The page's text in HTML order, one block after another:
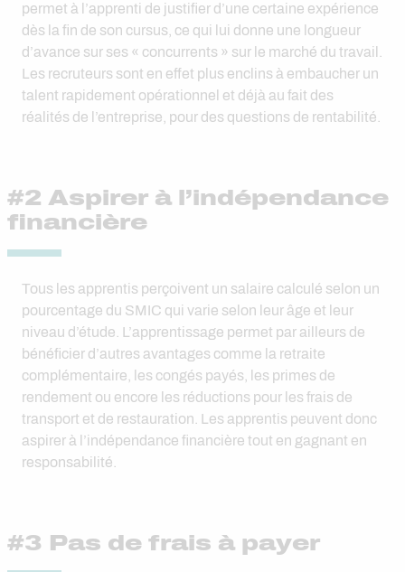
permet à l’apprenti de justifier d’une certaine expérience
dès la fin de son cursus, ce qui lui donne une longueur
d’avance sur ses « concurrents » sur le marché du travail.
Les recruteurs sont en effet plus enclins à embaucher un
talent rapidement opérationnel et déjà au fait des
réalités de l’entreprise, pour des questions de rentabilité.
#2 Aspirer à l’indépendance
financière
Tous les apprentis perçoivent un salaire calculé selon un
pourcentage du SMIC qui varie selon leur âge et leur
niveau d’étude. L’apprentissage permet par ailleurs de
bénéficier d’autres avantages comme la retraite
complémentaire, les congés payés, les primes de
rendement ou encore les réductions pour les frais de
transport et de restauration. Les apprentis peuvent donc
aspirer à l’indépendance financière tout en gagnant en
responsabilité.
#3 Pas de frais à payer